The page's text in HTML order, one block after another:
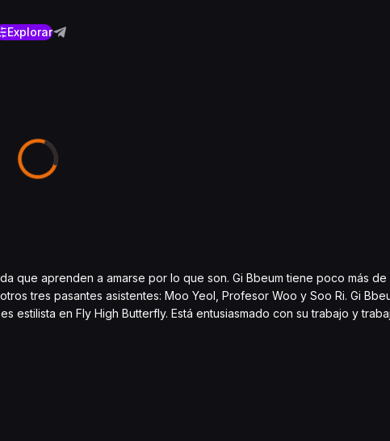
Explorar
que aprenden a amarse por lo que son. Gi Bbeum tiene poco más
tres pasantes asistentes: Moo Yeol, Profesor Woo y Soo Ri. Gi
estilista en Fly High Butterfly. Está entusiasmado con su trabajo y